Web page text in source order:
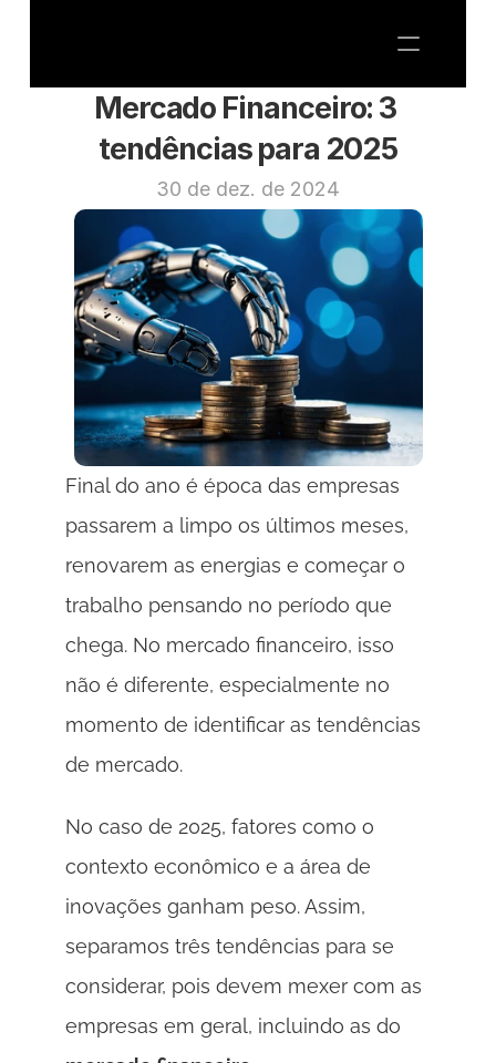
ARTESANIA MARKETING
CMO AS A SERVICE
SOBRE NÓS
BLOG
Fale Conosco
Mercado Financeiro: 3
tendências para 2025
30 de dez. de 2024
Final do ano é época das empresas
passarem a limpo os últimos meses,
renovarem as energias e começar o
trabalho pensando no período que
chega. No mercado financeiro, isso
não é diferente, especialmente no
momento de identificar as tendências
de mercado.
No caso de 2025, fatores como o
contexto econômico e a área de
inovações ganham peso. Assim,
separamos três tendências para se
considerar, pois devem mexer com as